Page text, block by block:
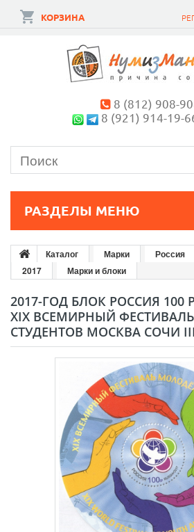
КОРЗИНА
8 (812) 908-
8 (921) 914-19-
РАЗДЕЛЫ МЕНЮ
Каталог Марки Россия
2017
Марки и блоки
2017-ГОД БЛОК РОССИЯ 100
XIX ВСЕМИРНЫЙ
СТУДЕНТОВ МОСКВА СОЧИ